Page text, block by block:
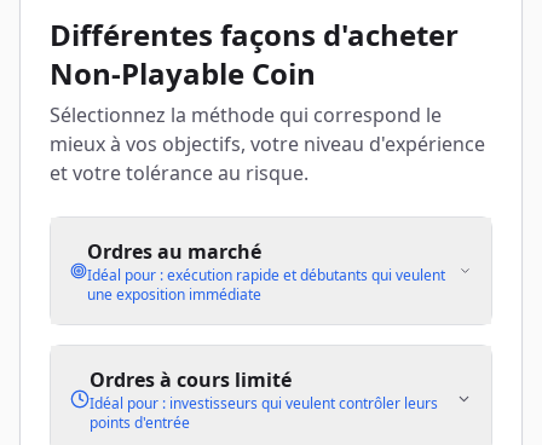
Différentes façons d'acheter
Non-Playable Coin
Sélectionnez la méthode qui correspond le
mieux à vos objectifs, votre niveau d'expérience
et votre tolérance au risque.
Ordres au marché
Idéal pour : exécution rapide et débutants qui veulent
une exposition immédiate
Ordres à cours limité
Idéal pour : investisseurs qui veulent contrôler leurs
points d'entrée